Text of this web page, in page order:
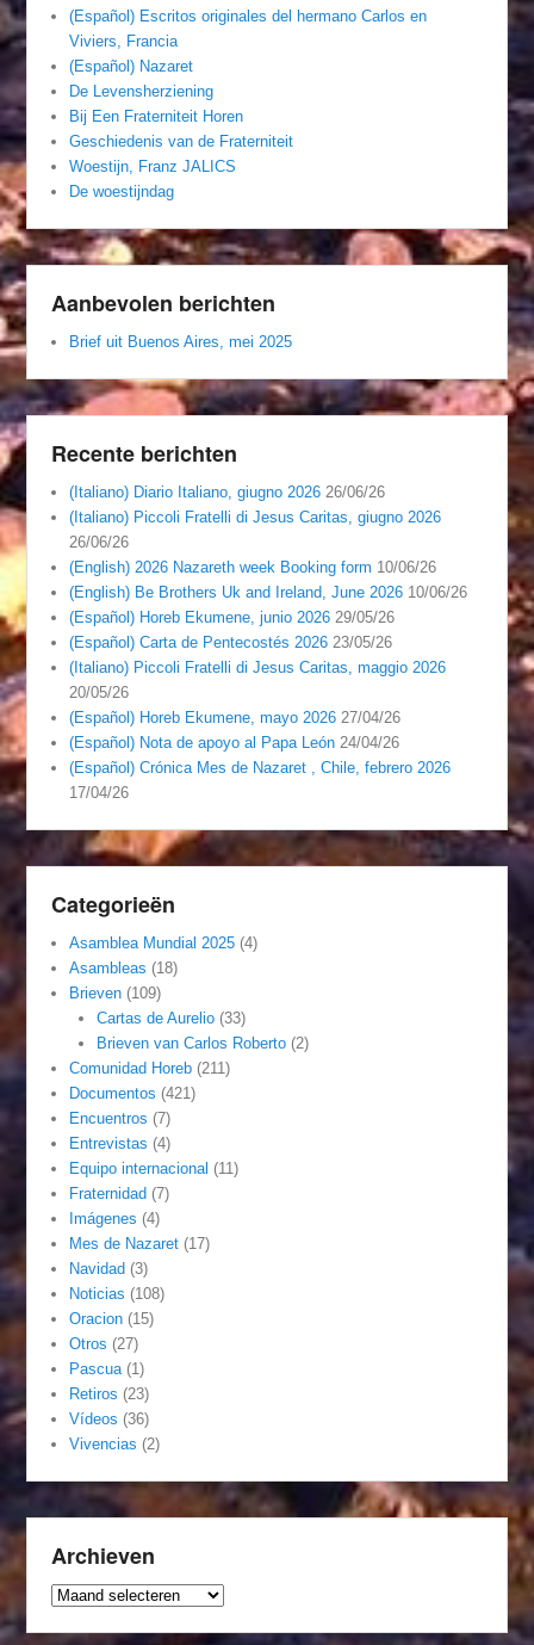
(Español) Escritos originales del hermano Carlos en
Viviers, Francia
(Español) Nazaret
De Levensherziening
Bij Een Fraterniteit Horen
Geschiedenis van de Fraterniteit
Woestijn, Franz JALICS
De woestijndag
Aanbevolen berichten
Brief uit Buenos Aires, mei 2025
Recente berichten
(Italiano) Diario Italiano, giugno 2026 26/06/26
(Italiano) Piccoli Fratelli di Jesus Caritas, giugno 2026
26/06/26
(English) 2026 Nazareth week Booking form 10/06/26
(English) Be Brothers Uk and Ireland, June 2026 10/06/26
(Español) Horeb Ekumene, junio 2026 29/05/26
(Español) Carta de Pentecostés 2026 23/05/26
(Italiano) Piccoli Fratelli di Jesus Caritas, maggio 2026
20/05/26
(Español) Horeb Ekumene, mayo 2026 27/04/26
(Español) Nota de apoyo al Papa León 24/04/26
(Español) Crónica Mes de Nazaret , Chile, febrero 2026
17/04/26
Categorieën
Asamblea Mundial 2025 (4)
Asambleas (18)
Brieven (109)
Cartas de Aurelio(33)
Brieven van Carlos Roberto(2)
Comunidad Horeb (211)
Documentos (421)
Encuentros (7)
Entrevistas (4)
Equipo internacional (11)
Fraternidad (7)
Imágenes (4)
Mes de Nazaret (17)
Navidad (3)
Noticias (108)
Oracion (15)
Otros (27)
Pascua (1)
Retiros (23)
Vídeos (36)
Vivencias (2)
Archieven
Archieven